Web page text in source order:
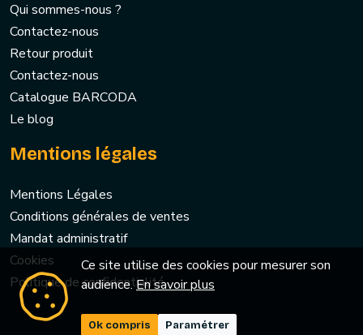
Qui sommes-nous ?
Contactez-nous
Retour produit
Contactez-nous
Catalogue BARCODA
Le blog
Mentions légales
Mentions Légales
Conditions générales de ventes
Mandat administratif
Cookies
Politique de confidentialité
Ce site utilise des cookies pour mesurer son
audience.En savoir plus
Ok compris Paramétrer